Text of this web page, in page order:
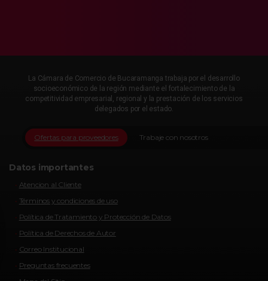
La Cámara de Comercio de Bucaramanga trabaja por el desarrollo
socioeconómico de la región mediante el fortalecimiento de la
competitividad empresarial, regional y la prestación de los servicios
delegados por el estado.
Trabaje con nosotros
Ofertas para proveedores
Datos importantes
Atencion al Cliente
Términos y condiciones de uso
Política de Tratamiento y Protección de Datos
Política de Derechos de Autor
Correo Institucional
Preguntas frecuentes